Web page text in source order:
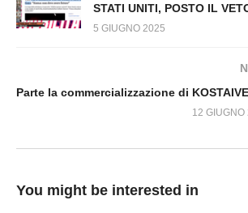
5 GIUGNO 2025
12 GIUGNO
You might be interested in